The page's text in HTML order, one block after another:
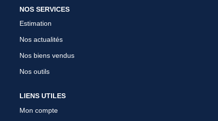
NOS SERVICES
Estimation
Nos actualités
Nos biens vendus
Nos outils
LIENS UTILES
Mon compte